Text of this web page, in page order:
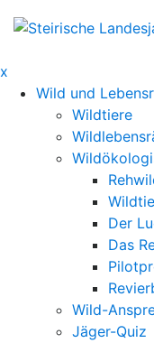
x
Wild und
Wildtiere
Der
Das
Wild-
Jäger-Quiz